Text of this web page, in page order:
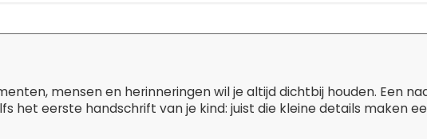
mensen en herinneringen wil je altijd dichtbij houden. Een
het eerste handschrift van je kind: juist die kleine details maken